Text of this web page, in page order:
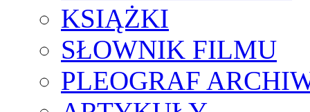
KSIĄŻKI
SŁOWNIK FILMU
PLEOGRAF